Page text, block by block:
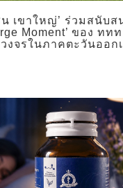
น เขาใหญ่’ ร่วมสนับ
Moment’ ของ ทท
งจรในภาคตะวันออก